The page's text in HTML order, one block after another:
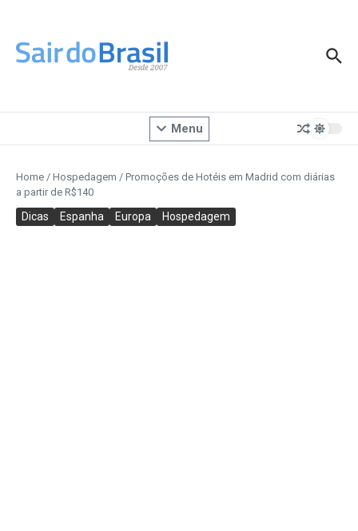
Menu
Home / Hospedagem / Promoções de Hotéis em Madrid com diárias
a partir de R$140
Dicas Espanha Europa Hospedagem